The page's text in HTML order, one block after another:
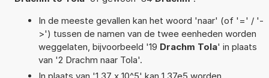
In de meeste gevallen kan het woord 'naar' (of '=' / '-
>') tussen de namen van de twee eenheden worden
weggelaten, bijvoorbeeld '19 Drachm Tola' in plaats
van '2 Drachm naar Tola'.
In plaats van '1,37 x 10^5' kan 1,37e5 worden